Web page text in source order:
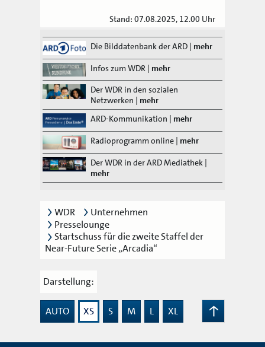
Stand: 07.08.2025, 12.00 Uhr
Die Bilddatenbank der ARD | mehr
Infos zum WDR | mehr
Der WDR in den sozialen
Netzwerken | mehr
ARD-Kommunikation | mehr
Radioprogramm online | mehr
Der WDR in der ARD Mediathek |
mehr
WDR
Unternehmen
Presselounge
Startschuss für die zweite Staffel der
Near-Future Serie „Arcadia“
Darstellung:
AUTO XS S M L
XL
Zum